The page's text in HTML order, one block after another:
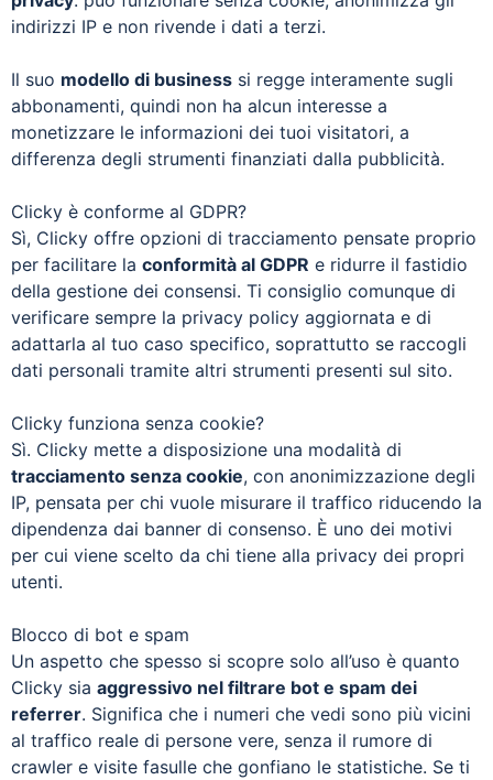
indirizzi IP e non rivende i dati a terzi.
Il suo modello di business si regge interamente sugli
abbonamenti, quindi non ha alcun interesse a
monetizzare le informazioni dei tuoi visitatori, a
differenza degli strumenti finanziati dalla pubblicità.
Clicky è conforme al GDPR?
Sì, Clicky offre opzioni di tracciamento pensate proprio
per facilitare la conformità al GDPR e ridurre il fastidio
della gestione dei consensi. Ti consiglio comunque di
verificare sempre la privacy policy aggiornata e di
adattarla al tuo caso specifico, soprattutto se raccogli
dati personali tramite altri strumenti presenti sul sito.
Clicky funziona senza cookie?
Sì. Clicky mette a disposizione una modalità di
tracciamento senza cookie, con anonimizzazione degli
IP, pensata per chi vuole misurare il traffico riducendo la
dipendenza dai banner di consenso. È uno dei motivi
per cui viene scelto da chi tiene alla privacy dei propri
utenti.
Blocco di bot e spam
Un aspetto che spesso si scopre solo all’uso è quanto
Clicky sia aggressivo nel filtrare bot e spam dei
referrer. Significa che i numeri che vedi sono più vicini
al traffico reale di persone vere, senza il rumore di
crawler e visite fasulle che gonfiano le statistiche. Se ti